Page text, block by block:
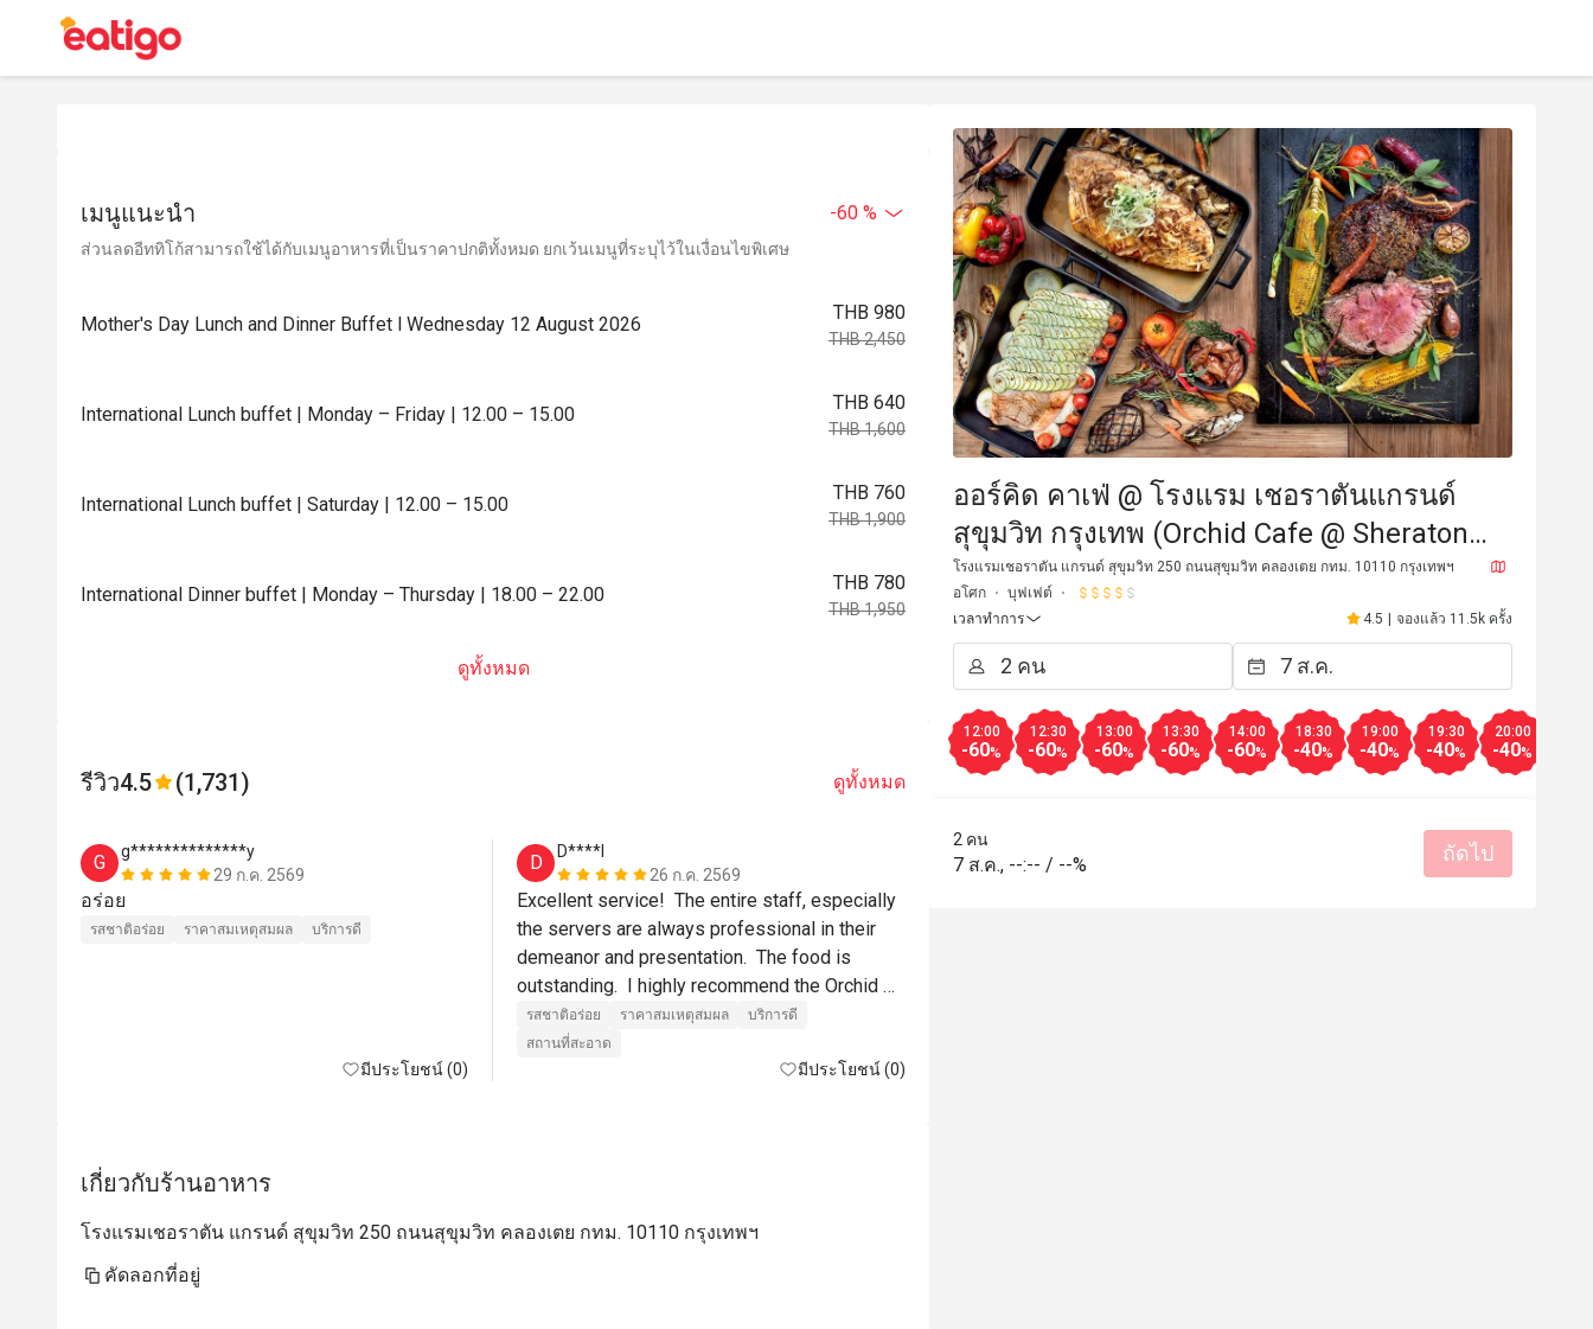
เมนูแนะนำ -60 %
ส่วนลดอีททิโก้สามารถใช้ได้กับเมนูอาหารที่เป็นราคาปกติทั้งหมด ยกเว้นเมนูที่ระบุไว้ในเงื่อนไขพิเศษ
Mother's Day Lunch and Dinner Buffet l Wednesday 12 August 2026
THB 980
THB 2,450
International Lunch buffet | Monday – Friday | 12.00 – 15.00
THB 640
THB 1,600
International Lunch buffet | Saturday | 12.00 – 15.00
THB 760
THB 1,900
International Dinner buffet | Monday – Thursday | 18.00 – 22.00
THB 780
THB 1,950
ดูทั้งหมด
รีวิว4.5 (1,731) ดูทั้งหมด
G
g**************y
29 ก.ค. 2569
อร่อย
รสชาติอร่อย ราคาสมเหตุสมผล บริการดี
มีประโยชน์ (0)
D
D****l
26 ก.ค. 2569
Excellent service!  The entire staff, especially
the servers are always professional in their
demeanor and presentation.  The food is
outstanding.  I highly recommend the Orchid
Cafe!  👍
รสชาติอร่อย ราคาสมเหตุสมผล
บริการดี
สถานที่สะอาด
มีประโยชน์ (0)
M
S****************y
เกี่ยวกับร้านอาหาร
โรงแรมเชอราตัน แกรนด์ สุขุมวิท 250 ถนนสุขุมวิท คลองเตย กทม. 10110 กรุงเทพฯ
คัดลอกที่อยู่
ออร์คิด คาเฟ่ @ โรงแรม เชอราตันแกรนด์
สุขุมวิท กรุงเทพ (Orchid Cafe @ Sheraton
Grande Sukhumvit Hotel)
โรงแรมเชอราตัน แกรนด์ สุขุมวิท 250 ถนนสุขุมวิท คลองเตย กทม. 10110 กรุงเทพฯ
อโศก
บุฟเฟต์
เวลาทำการ
4.5 | จองแล้ว 11.5k ครั้ง
12:00
-60%
12:30
-60%
13:00
-60%
13:30
-60%
14:00
-60%
18:30
-40%
19:00
-40%
19:30
-40%
20:00
-40%
2 คน
7 ส.ค., --:-- / --% ถัดไป